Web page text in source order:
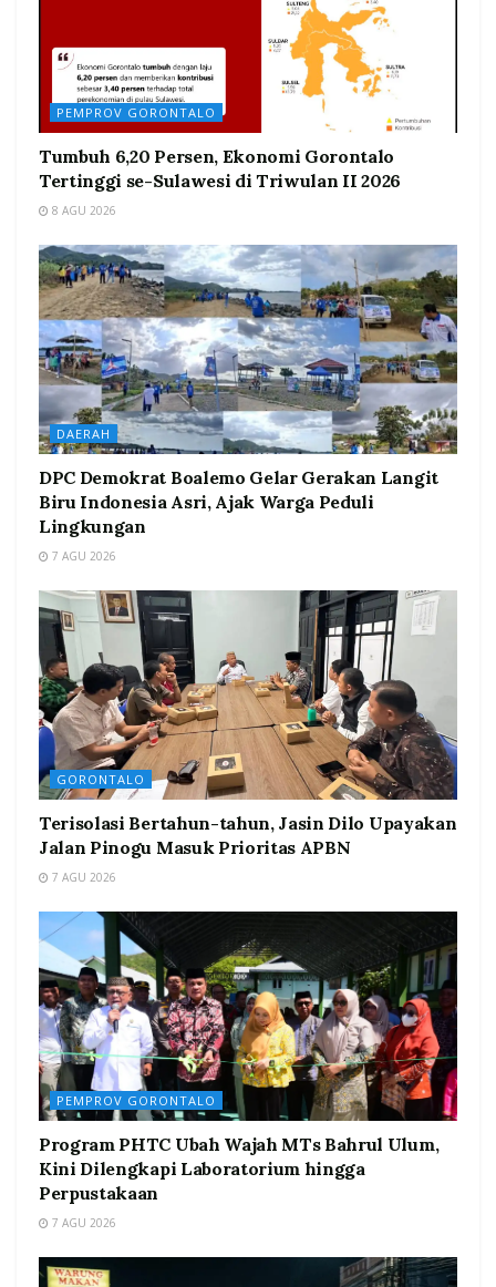
PEMPROV GORONTALO
Tumbuh 6,20 Persen, Ekonomi Gorontalo
Tertinggi se-Sulawesi di Triwulan II 2026
8 AGU 2026
DAERAH
DPC Demokrat Boalemo Gelar Gerakan Langit
Biru Indonesia Asri, Ajak Warga Peduli
Lingkungan
7 AGU 2026
GORONTALO
Terisolasi Bertahun-tahun, Jasin Dilo Upayakan
Jalan Pinogu Masuk Prioritas APBN
7 AGU 2026
PEMPROV GORONTALO
Program PHTC Ubah Wajah MTs Bahrul Ulum,
Kini Dilengkapi Laboratorium hingga
Perpustakaan
7 AGU 2026